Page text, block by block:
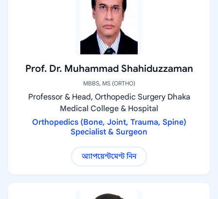
Prof. Dr. Muhammad Shahiduzzaman
MBBS, MS (ORTHO)
Professor & Head, Orthopedic Surgery Dhaka
Medical College & Hospital
Orthopedics (Bone, Joint, Trauma, Spine)
Specialist & Surgeon
অ্যাপয়েন্টমেন্ট নিন